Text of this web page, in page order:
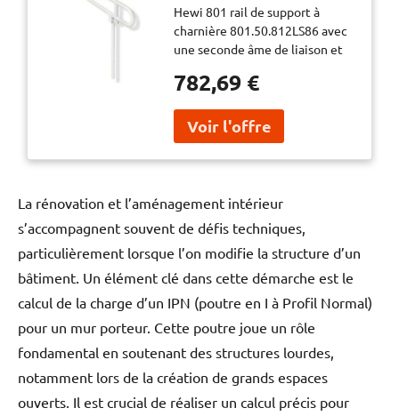
sable, charge d'appui
jusqu'à 300 kg
Hewi 801 rail de support à
charnière 801.50.812LS86 avec
une seconde âme de liaison et
supplémentaire Support de sol
forces verticales peut monter u.
freiné plié vers le bas u. Une fois
repliés, ils peuvent être tournés
rapport au mur, selon la version
avec continu Noyau en acier
protégé contre la corrosion et
plaque murale en polyamide
avec âme en acier intégrée
HEWI sans corrosion et testé
pour différentes structures
murales (à commander
l'installation sur des murs
légers, un support en panneaux
782,69 €
La rénovation et l’aménagement intérieur
s’accompagnent souvent de défis techniques,
particulièrement lorsque l’on modifie la structure d’un
bâtiment. Un élément clé dans cette démarche est le
calcul de la charge d’un IPN (poutre en I à Profil Normal)
pour un mur porteur. Cette poutre joue un rôle
fondamental en soutenant des structures lourdes,
notamment lors de la création de grands espaces
ouverts. Il est crucial de réaliser un calcul précis pour